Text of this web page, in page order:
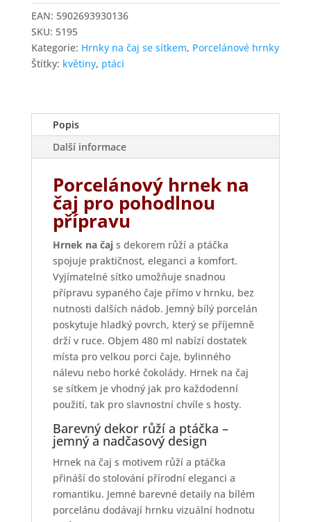
sítkem
a
pokličkou
s
dekorem
ptáčka
množství
EAN: 5902693930136
SKU: 5195
Kategorie: Hrnky na čaj se sítkem, Porcelánové hrnky
Štítky: květiny, ptáci
Popis
Další informace
Porcelánový hrnek na
čaj pro pohodlnou
přípravu
Hrnek na čajs dekorem růží a ptáčka
spojuje praktičnost, eleganci a komfort.
Vyjímatelné sítko umožňuje snadnou
přípravu sypaného čaje přímo v hrnku, bez
nutnosti dalších nádob. Jemný bílý porcelán
poskytuje hladký povrch, který se příjemně
drží v ruce. Objem 480 ml nabízí dostatek
místa pro velkou porci čaje, bylinného
nálevu nebo horké čokolády. Hrnek na čaj
se sítkem je vhodný jak pro každodenní
použití, tak pro slavnostní chvíle s hosty.
Barevný dekor růží a ptáčka –
jemný a nadčasový design
Hrnek na čaj s motivem růží a ptáčka
přináší do stolování přírodní eleganci a
romantiku. Jemné barevné detaily na bílém
porcelánu dodávají hrnku vizuální hodnotu